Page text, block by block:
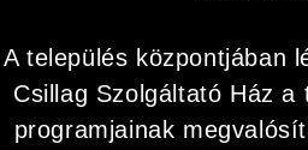
A település központjában
Csillag Szolgáltató Ház a
programjainak